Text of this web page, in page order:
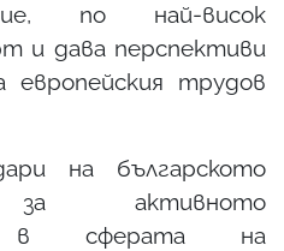
по най-висок
и дава перспективи
европейския трудов
на българското
за активното
в сферата на